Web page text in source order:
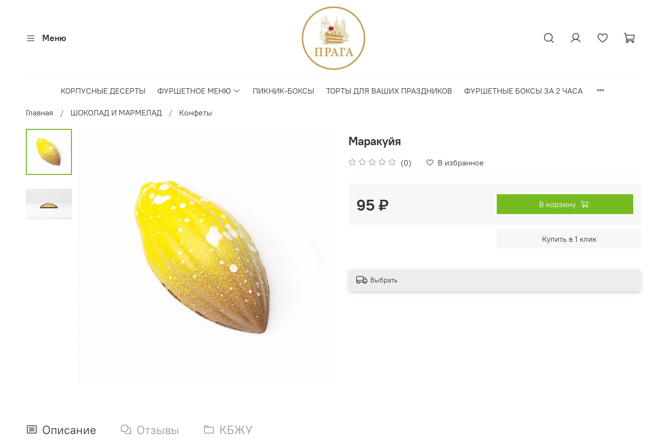
Меню
КОРПУСНЫЕ ДЕСЕРТЫ ФУРШЕТНОЕ МЕНЮ ПИКНИК-БОКСЫ ТОРТЫ ДЛЯ ВАШИХ ПРАЗДНИКОВ ФУРШЕТНЫЕ БОКСЫ ЗА 2 ЧАСА
Главная ШОКОЛАД И МАРМЕЛАД Конфеты
Маракуйя
(0) В избранное
95 ₽ В корзину
Купить в 1 клик
Выбрать
Описание Отзывы КБЖУ